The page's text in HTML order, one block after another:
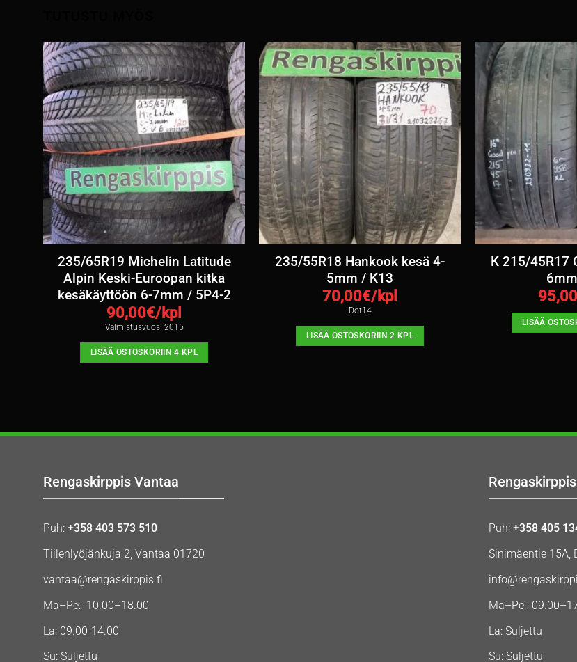
235/65R19 Michelin Latitude
Alpin Keski-Euroopan kitka
kesäkäyttöön 6-7mm / 5P4-2
90,00€/kpl
Valmistusvuosi 2015
LISÄÄ OSTOSKORIIN 4 KPL
235/55R18 Hankook kesä 4-
5mm / K13
70,00€/kpl
Dot14
LISÄÄ OSTOSKORIIN 2 KPL
K 215/45R17
95,00
LISÄÄ
Rengaskirppis Vantaa
Puh: +358 403 573 510
Tiilenlyöjänkuja 2, Vantaa 01720
vantaa@rengaskirppis.fi
Ma–Pe: 10.00–18.00
La: 09.00-14.00
Su: Suljettu
Puh: +358 405
Sinimäentie 15A,
Ma–Pe:
La: Suljettu
Su: Suljettu